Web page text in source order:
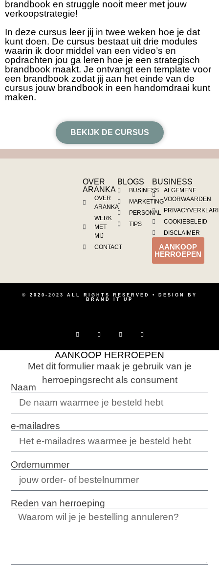
brandbook en struggle nooit meer met jouw
verkoopstrategie!
In deze cursus leer jij in twee weken hoe je dat
kunt doen. De cursus bestaat uit drie modules
waarin ik door middel van een video’s en
opdrachten jou ga leren hoe je een strategisch
brandbook maakt. Je ontvangt een template voor
een brandbook zodat jij aan het einde van de
cursus jouw brandbook in een handomdraai kunt
maken.
BEKIJK DE CURSUS
OVER
ARANKA
OVER
ARANKA
WERK
MET
MIJ
CONTACT
BLOGS
BUSINESS
MARKETING
PERSONAL
TIPS
BUSINESS
ALGEMENE
VOORWAARDEN
COOKIEBELEID
DISCLAIMER
AANKOOP
HERROEPEN
© 2020-2023 ALL RIGHTS RESERVED • DESIGN BY
BRAND IT UP
AANKOOP HERROEPEN
Met dit formulier maak je gebruik van je
herroepingsrecht als consument
Naam
e-mailadres
Ordernummer
Reden van herroeping